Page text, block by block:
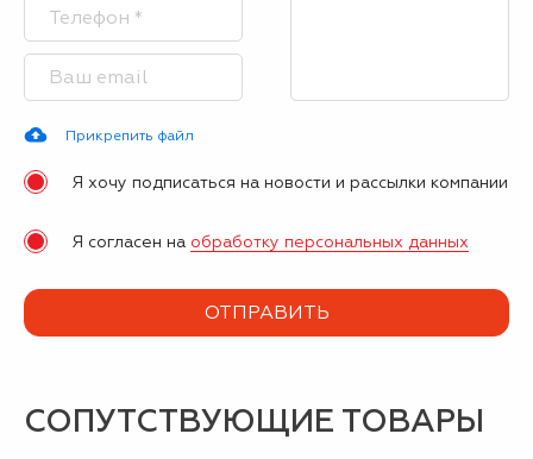
Прикрепить файл
Я хочу подписаться на новости и рассылки компании
Я согласен на обработку персональных данных
СОПУТСТВУЮЩИЕ ТОВАРЫ